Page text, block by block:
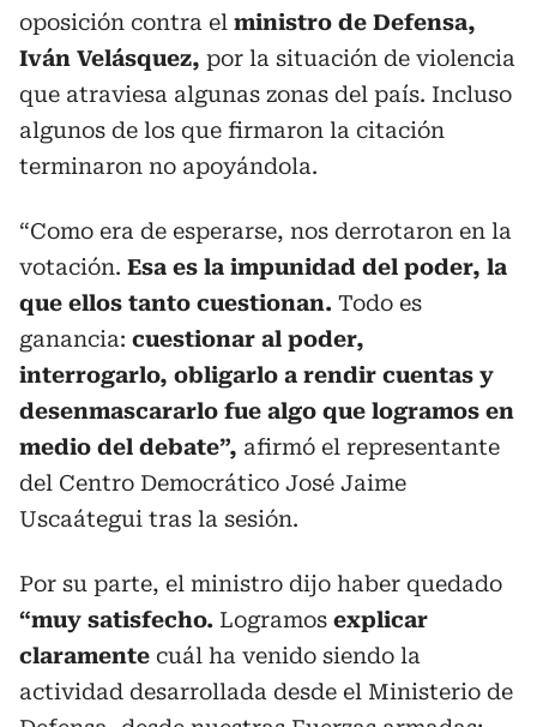
oposición contra el ministro de Defensa,
Iván Velásquez, por la situación de violencia
que atraviesa algunas zonas del país. Incluso
algunos de los que firmaron la citación
terminaron no apoyándola.
“Como era de esperarse, nos derrotaron en la
votación. Esa es la impunidad del poder, la
que ellos tanto cuestionan. Todo es
ganancia: cuestionar al poder,
interrogarlo, obligarlo a rendir cuentas y
desenmascararlo fue algo que logramos en
medio del debate”, afirmó el representante
del Centro Democrático José Jaime
Uscaátegui tras la sesión.
Por su parte, el ministro dijo haber quedado
“muy satisfecho. Logramos explicar
claramente cuál ha venido siendo la
actividad desarrollada desde el Ministerio de